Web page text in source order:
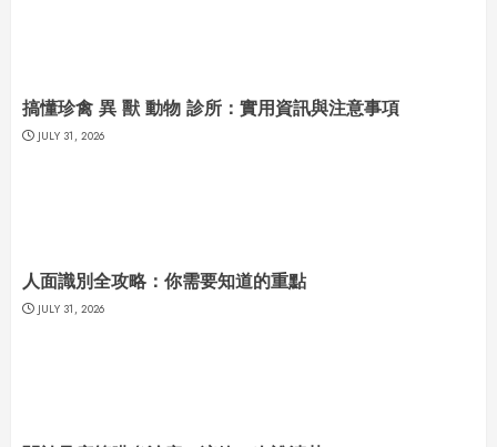
搞懂珍禽 異 獸 動物 診所：實用資訊與注意事項
JULY 31, 2026
人面識別全攻略：你需要知道的重點
JULY 31, 2026